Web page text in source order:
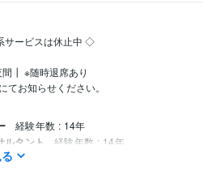
サービスは休止中 ◇
┃ ※随時退席あり
経験年数 : 14年
ルタント 経験年数 : 14年
研修